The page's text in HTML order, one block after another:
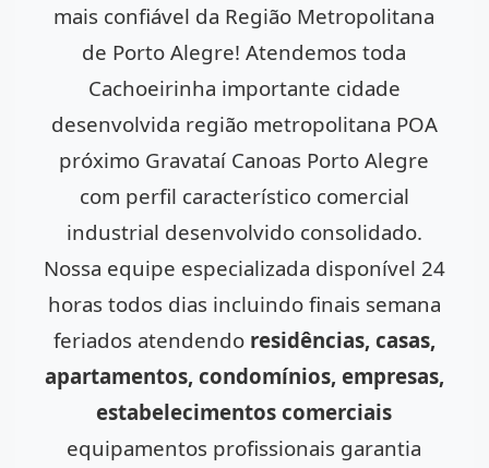
mais confiável da Região Metropolitana
de Porto Alegre! Atendemos toda
Cachoeirinha importante cidade
desenvolvida região metropolitana POA
próximo Gravataí Canoas Porto Alegre
com perfil característico comercial
industrial desenvolvido consolidado.
Nossa equipe especializada disponível 24
horas todos dias incluindo finais semana
feriados atendendo residências, casas,
apartamentos, condomínios, empresas,
estabelecimentos comerciais
equipamentos profissionais garantia